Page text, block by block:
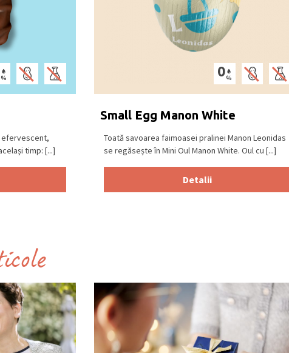
efervescent,
timp: [...]
Small Egg Manon White
Toată savoarea faimoasei pralinei Manon Leonidas
se regăsește în Mini Oul Manon White. Oul cu [...]
Detalii